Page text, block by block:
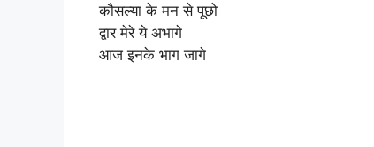
कौसल्या के मन से पूछो
द्वार मेरे ये अभागे
आज इनके भाग जागे